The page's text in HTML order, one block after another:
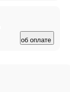
об оплате